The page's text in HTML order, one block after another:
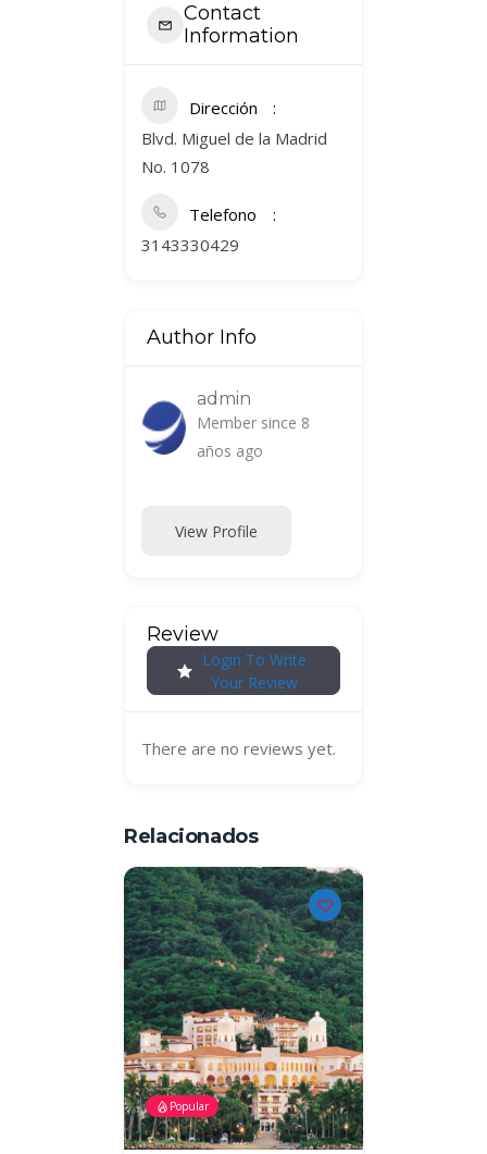
Contact
Information
Dirección
Blvd. Miguel de la Madrid
No. 1078
Telefono
3143330429
Author Info
admin
Member since 8
años ago
View Profile
Review
Login To Write
Your Review
There are no reviews yet.
Relacionados
Popular